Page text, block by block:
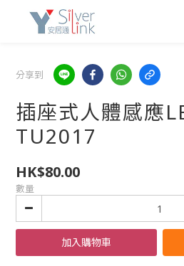
分享到
插座式人體感應
TU2017
HK$80.00
數量
加入購物車